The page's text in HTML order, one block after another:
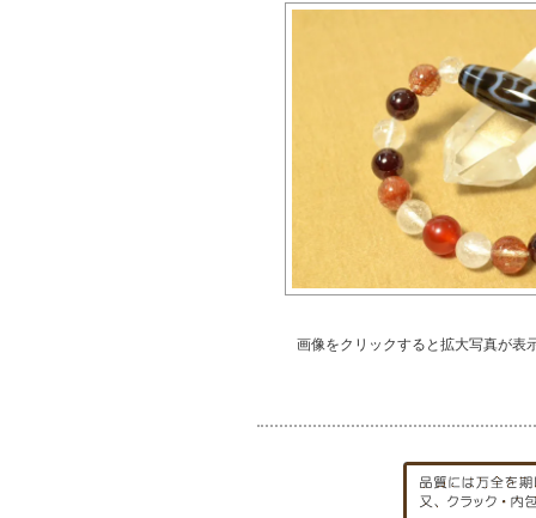
画像をクリックすると拡大写真が表